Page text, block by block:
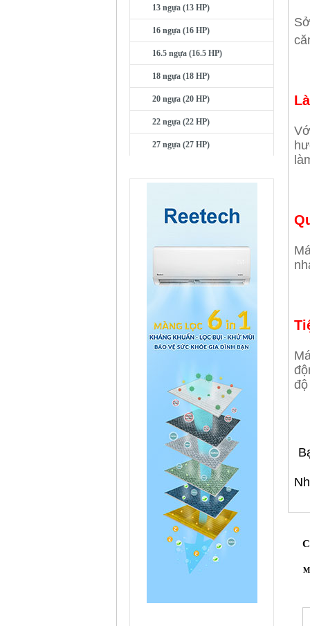
13 ngựa (13 HP)
16 ngựa (16 HP)
16.5 ngựa (16.5 HP)
18 ngựa (18 HP)
20 ngựa (20 HP)
22 ngựa (22 HP)
27 ngựa (27 HP)